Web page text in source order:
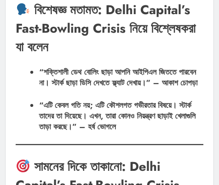
বিশেষজ্ঞ মতামত: Delhi Capital’s
Fast-Bowling Crisis নিয়ে বিশ্লেষকরা
যা বলেন
“শক্তিশালী ডেথ বোলিং ছাড়া আপনি আইপিএল জিততে পারবেন
না। স্টার্ক ছাড়া ডিসি দেখতে ফ্ল্যাট দেখায়।” – আকাশ চোপড়া
“এটি কেবল গতি নয়; এটি কৌশলগত গভীরতার বিষয়ে। স্টার্ক
তাদের তা দিয়েছে। এখন, তারা কোনও নিয়ন্ত্রণ ছাড়াই খেলাগুলি
তাড়া করছে।” – হর্ষ ভোগলে
সামনের দিকে তাকানো: Delhi